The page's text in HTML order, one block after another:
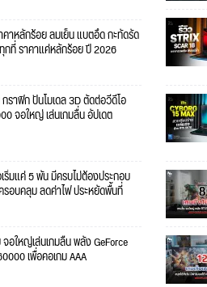
าหลักร้อย ลมเย็น แบตอึด กะทัดรัด
กที่ ราคาแค่หลักร้อย ปี 2026
ราฟิก ปั้นโมเดล 3D ตัดต่อวีดีโอ
จอใหญ่ เล่นเกมลื่น อัปเดต
มแค่ 5 พัน มีครบไม่ต้องประกอบ
รอบคลุม ลดค่าไฟ ประหยัดพื้นที่
จอใหญ่เล่นเกมลื่น พลัง GeForce
เพื่อคอเกม AAA